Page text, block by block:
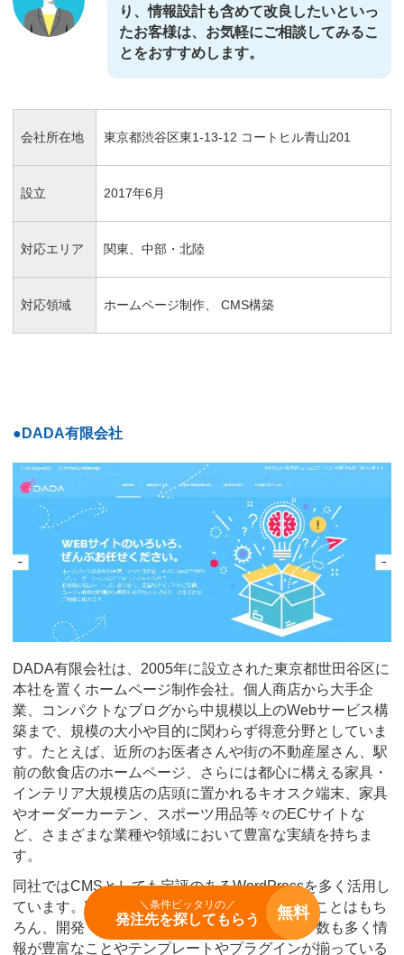
り、情報設計も含めて改良したいといっ
たお客様は、お気軽にご相談してみるこ
とをおすすめします。
会社所在地 東京都渋谷区東1-13-12 コートヒル青山201
設立 2017年6月
対応エリア 関東、中部・北陸
対応領域 ホームページ制作、 CMS構築
●DADA有限会社
DADA有限会社は、2005年に設立された東京都世田谷区に
本社を置くホームページ制作会社。個人商店から大手企
業、コンパクトなブログから中規模以上のWebサービス構
築まで、規模の大小や目的に関わらず得意分野としていま
す。たとえば、近所のお医者さんや街の不動産屋さん、駅
前の飲食店のホームページ、さらには都心に構える家具・
インテリア大規模店の店頭に置かれるキオスク端末、家具
やオーダーカーテン、スポーツ用品等々のECサイトな
ど、さまざまな業種や領域において豊富な実績を持ちま
す。
同社ではCMSとしても定評のあるWordPressを多く活用し
ています。WordPressはサイト管理がしやすいことはもち
ろん、開発・アップデートに積極的。ユーザー数も多く情
報が豊富なことやテンプレートやプラグインが揃っている
＼条件ピッタリの／
発注先を探してもらう 無料